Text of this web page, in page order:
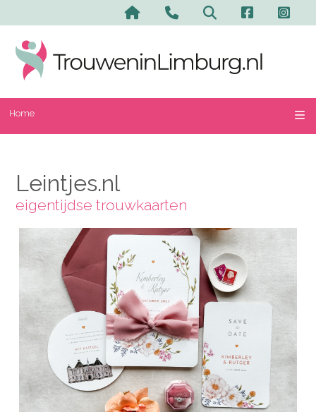
Home
Leintjes.nl
eigentijdse trouwkaarten